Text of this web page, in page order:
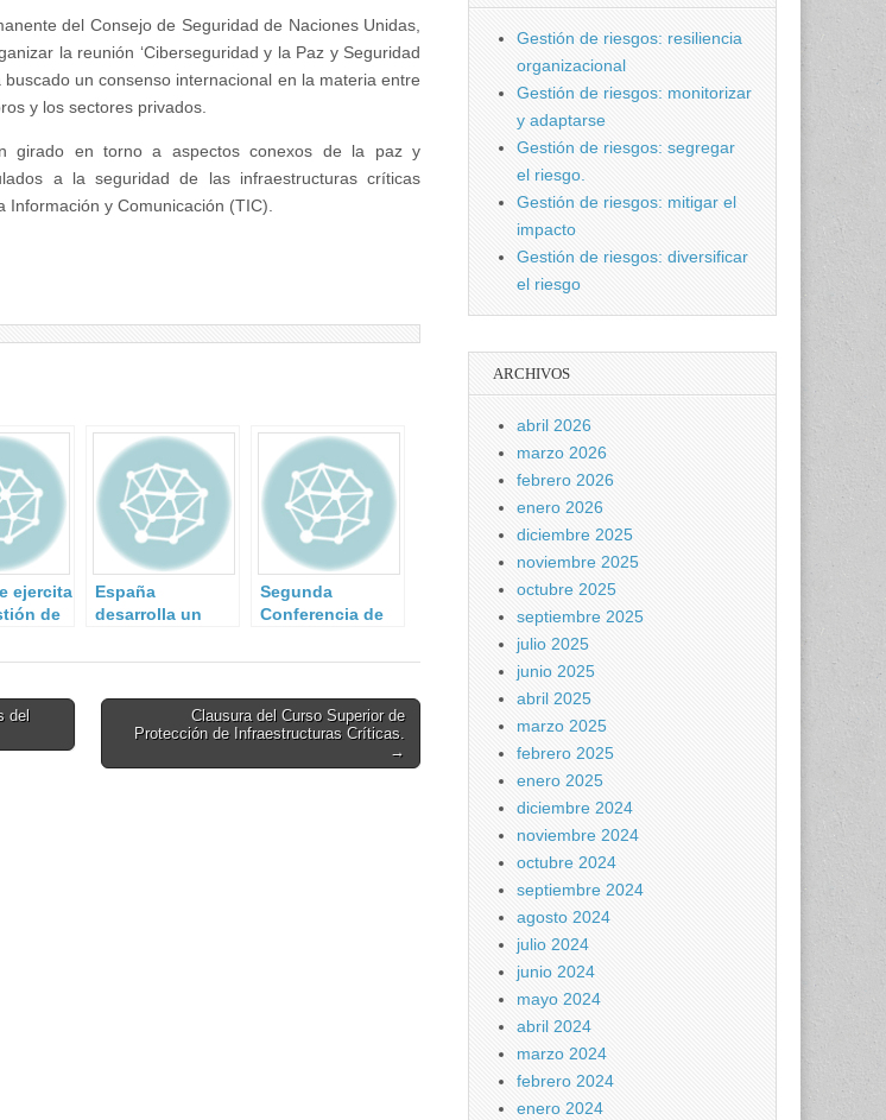
del Consejo de Seguridad de Naciones Unidas,
la reunión ‘Ciberseguridad y la Paz y Seguridad
buscado un consenso internacional en la materia entre
y los sectores privados.
girado en torno a aspectos conexos de la paz y
a la seguridad de las infraestructuras críticas
Información y Comunicación (TIC).
ejercita
de
España
desarrolla un
neutralizar
servicio del
terrorismo, el
espionaje
Segunda
Conferencia de
Operativos de
Marítima
del
Clausura del Curso Superior de
Protección de Infraestructuras Críticas.
→
Gestión de riesgos: resiliencia
organizacional
Gestión de riesgos: monitorizar
y adaptarse
Gestión de riesgos: segregar
el riesgo.
Gestión de riesgos: mitigar el
impacto
Gestión de riesgos: diversificar
el riesgo
ARCHIVOS
abril 2026
marzo 2026
febrero 2026
enero 2026
diciembre 2025
noviembre 2025
octubre 2025
septiembre 2025
julio 2025
junio 2025
abril 2025
marzo 2025
febrero 2025
enero 2025
diciembre 2024
noviembre 2024
octubre 2024
septiembre 2024
agosto 2024
julio 2024
junio 2024
mayo 2024
abril 2024
marzo 2024
febrero 2024
enero 2024